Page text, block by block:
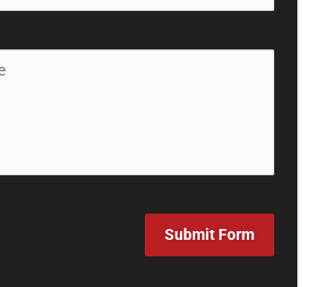
Submit Form